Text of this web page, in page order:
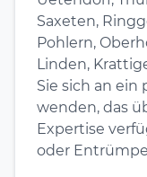
Saxeten,
Pohlern,
Linden,
Sie sich an
wenden, das
Expertise
oder